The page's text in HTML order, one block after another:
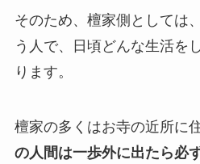
そのため、檀家側としては
う人で、日頃どんな生活を
ります。
檀家の多くはお寺の近所に
の人間は一歩外に出たら必